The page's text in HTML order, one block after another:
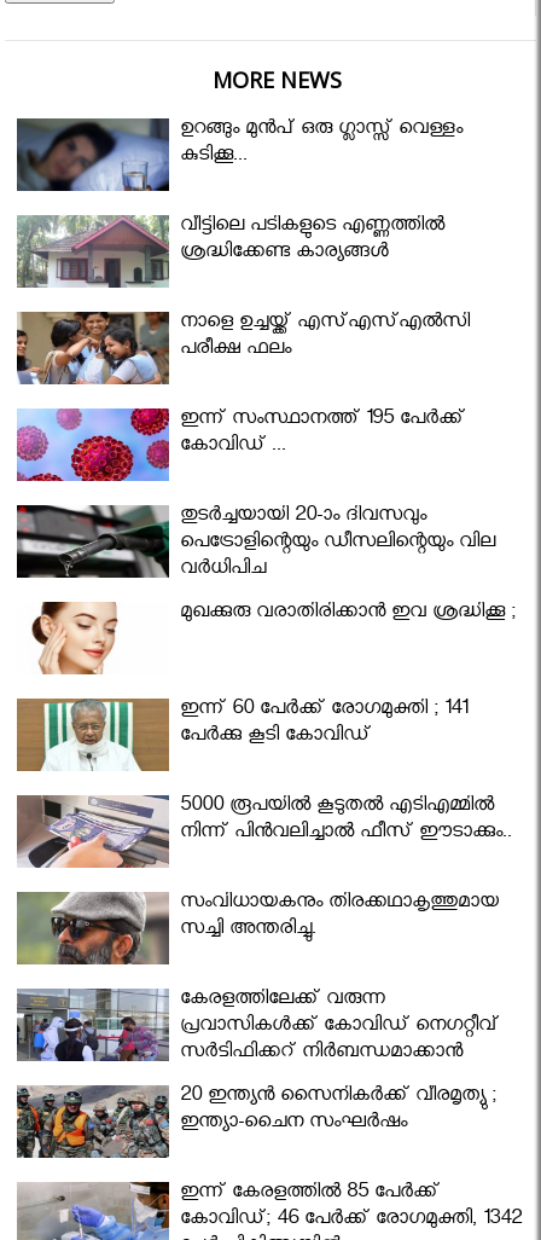
MORE NEWS
ഉറങ്ങും മുന്‍പ് ഒരു ഗ്ലാസ്സ് വെള്ളം
കുടിക്കൂ...
വീട്ടിലെ പടികളുടെ എണ്ണത്തിൽ
ശ്രദ്ധിക്കേണ്ട കാര്യങ്ങൾ
നാളെ ഉച്ചയ്ക്ക് എസ്എസ്എല്‍സി
പരീക്ഷ ഫലം
ഇന്ന് സംസ്ഥാനത്ത് 195 പേര്‍ക്ക്
കോവിഡ് ...
തുടർച്ചയായി 20-ാം ദിവസവും
പെട്രോളിന്റെയും ഡീസലിന്റെയും വില
വര്‍ധിപ്പിച്ചു
മുഖക്കുരു വരാതിരിക്കാന്‍ ഇവ ശ്രദ്ധിക്കൂ ;
ഇന്ന് 60 പേർക്ക് രോഗമുക്തി ; 141
പേര്‍ക്കു കൂടി കോവിഡ്
5000 രൂപയിൽ കൂടുതൽ എടിഎമ്മിൽ
നിന്ന് പിൻവലിച്ചാൽ ഫീസ് ഈടാക്കും..
സംവിധായകനും തിരക്കഥാകൃത്തുമായ
സച്ചി അന്തരിച്ചു.
കേരളത്തിലേക്ക് വരുന്ന
പ്രവാസികള്‍ക്ക് കോവിഡ് നെഗറ്റീവ്
സര്‍ട്ടിഫിക്കറ്റ് നിർബന്ധമാക്കാൻ
മന്ത്രിസഭ
20 ഇന്ത്യൻ സൈനികർക്ക് വീരമൃത്യു ;
ഇന്ത്യാ-ചൈന സംഘർഷം
ഇന്ന് കേരളത്തിൽ 85 പേർക്ക്
കോവിഡ്; 46 പേർക്ക് രോഗമുക്തി, 1342